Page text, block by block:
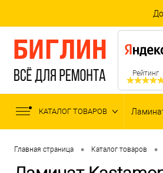
Рейтинг
КАТАЛОГ ТОВАРОВ
Главная страница • Каталог товаров •